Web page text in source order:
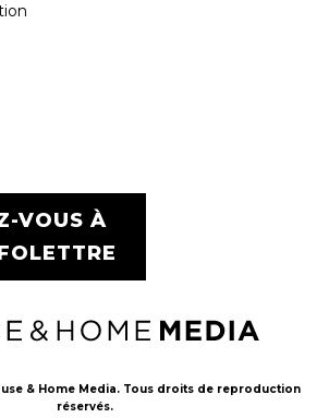
VOUS À
& Home Media. Tous droits de reproduction
réservés.